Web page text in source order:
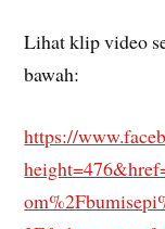
Lihat klip video
bawah:
https://